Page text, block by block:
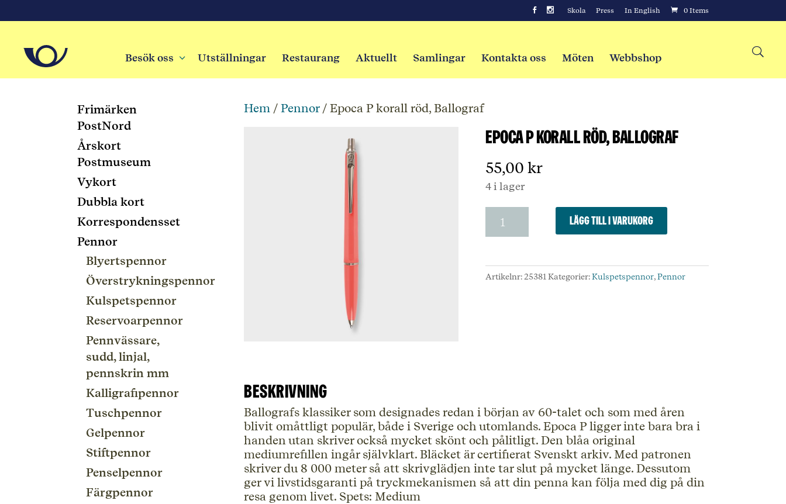
Skola Press In English 0 Items
Besök oss 3 Utställningar Restaurang Aktuellt Samlingar Kontakta oss Möten Webbshop
Hem / Pennor/ Epoca P korall röd, Ballograf
Epoca P korall röd, Ballograf
55,00kr
4 i lager
korall
Ballograf
mängd
Lägg till i varukorg
Artikelnr: 25381 Kategorier:Kulspetspennor,Pennor
Beskrivning
Ballografs klassiker som designades redan i början av 60-talet och som med åren
blivit omåttligt populär, både i Sverige och utomlands. Epoca P ligger inte bara bra i
handen utan skriver också mycket skönt och pålitligt. Den blåa original
mediumrefillen ingår självklart. Bläcket är certifierat Svenskt arkiv. Med patronen
skriver du 8 000 meter så att skrivglädjen inte tar slut på mycket länge. Dessutom
ger vi livstidsgaranti på tryckmekanismen så att din penna kan följa med dig på din
resa genom livet. Spets: Medium
Frimärken
PostNord
Årskort
Postmuseum
Vykort
Dubbla kort
Korrespondensset
Pennor
Blyertspennor
Överstrykningspennor
Kulspetspennor
Reservoarpennor
Pennvässare,
sudd, linjal,
pennskrin mm
Kalligrafipennor
Tuschpennor
Gelpennor
Stiftpennor
Penselpennor
Färgpennor